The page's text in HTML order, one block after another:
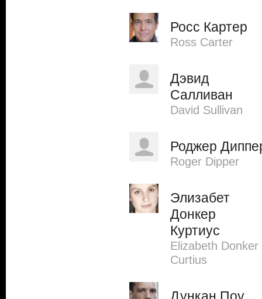
Росс Картер
Ross Carter
Дэвид
Салливан
David Sullivan
Роджер
Roger Dipper
Элизабет
Донкер
Куртиус
Elizabeth Donker
Curtius